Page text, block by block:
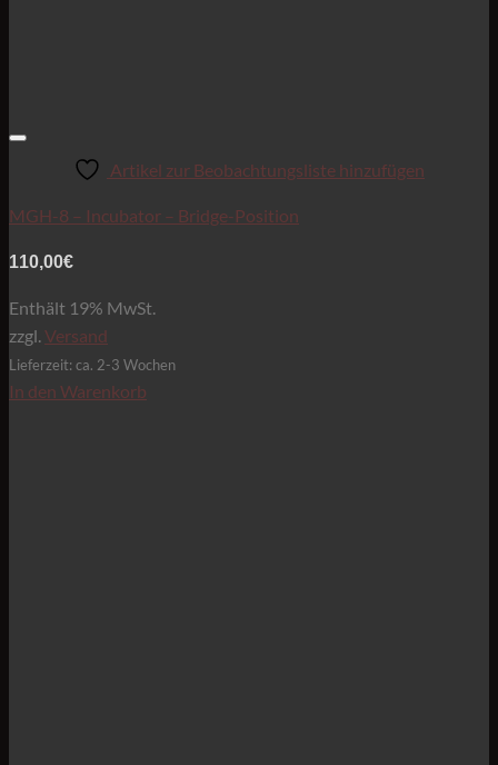
Artikel zur Beobachtungsliste hinzufügen
MGH-8 – Incubator – Bridge-Position
110,00€
Enthält 19% MwSt.
zzgl.Versand
Lieferzeit: ca. 2-3 Wochen
In den Warenkorb